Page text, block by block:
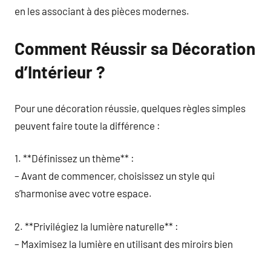
en les associant à des pièces modernes.
Comment Réussir sa Décoration
d’Intérieur ?
Pour une décoration réussie, quelques règles simples
peuvent faire toute la différence :
1. **Définissez un thème** :
– Avant de commencer, choisissez un style qui
s’harmonise avec votre espace.
2. **Privilégiez la lumière naturelle** :
– Maximisez la lumière en utilisant des miroirs bien